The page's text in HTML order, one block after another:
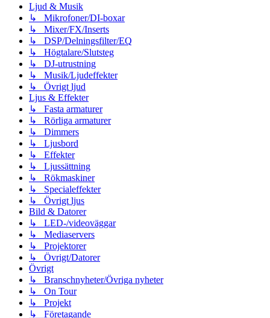
Ljud & Musik
↳ Mikrofoner/DI-boxar
↳ Mixer/FX/Inserts
↳ DSP/Delningsfilter/EQ
↳ Högtalare/Slutsteg
↳ DJ-utrustning
↳ Musik/Ljudeffekter
↳ Övrigt ljud
Ljus & Effekter
↳ Fasta armaturer
↳ Rörliga armaturer
↳ Dimmers
↳ Ljusbord
↳ Effekter
↳ Ljussättning
↳ Rökmaskiner
↳ Specialeffekter
↳ Övrigt ljus
Bild & Datorer
↳ LED-/videoväggar
↳ Mediaservers
↳ Projektorer
↳ Övrigt/Datorer
Övrigt
↳ Branschnyheter/Övriga nyheter
↳ On Tour
↳ Projekt
↳ Företagande